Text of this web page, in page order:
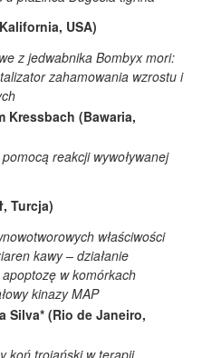
USA)
z jedwabnika Bombyx mori:
zahamowania wzrostu i
Kressbach (Bawaria,
reakcji wywoływanej
Turcja)
właściwości
kawy – działanie
w komórkach
kinazy MAP
Silva* (Rio de Janeiro,
koń trojański w terapii